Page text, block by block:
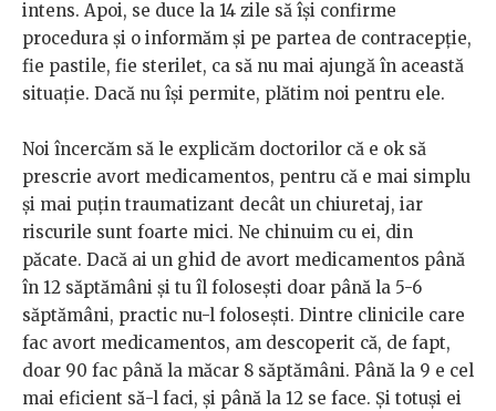
intens. Apoi, se duce la 14 zile să își confirme
procedura și o informăm și pe partea de contracepție,
fie pastile, fie sterilet, ca să nu mai ajungă în această
situație. Dacă nu își permite, plătim noi pentru ele.
Noi încercăm să le explicăm doctorilor că e ok să
prescrie avort medicamentos, pentru că e mai simplu
și mai puțin traumatizant decât un chiuretaj, iar
riscurile sunt foarte mici. Ne chinuim cu ei, din
păcate. Dacă ai un ghid de avort medicamentos până
în 12 săptămâni și tu îl folosești doar până la 5-6
săptămâni, practic nu-l folosești. Dintre clinicile care
fac avort medicamentos, am descoperit că, de fapt,
doar 90 fac până la măcar 8 săptămâni. Până la 9 e cel
mai eficient să-l faci, și până la 12 se face. Și totuși ei